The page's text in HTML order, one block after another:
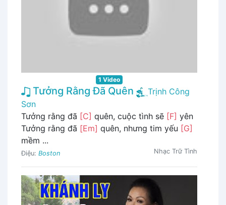
1 Video
Tưởng Rằng Đã Quên
Trịnh Công
Sơn
Tưởng rằng đã [C] quên, cuộc tình sẽ [F] yên
Tưởng rằng đã [Em] quên, nhưng tim yếu [G]
mềm ...
Điệu: Boston Nhạc Trữ Tình